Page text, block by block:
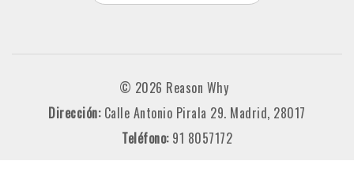
© 2026 Reason Why
Dirección: Calle Antonio Pirala 29. Madrid, 28017
Teléfono: 91 8057172